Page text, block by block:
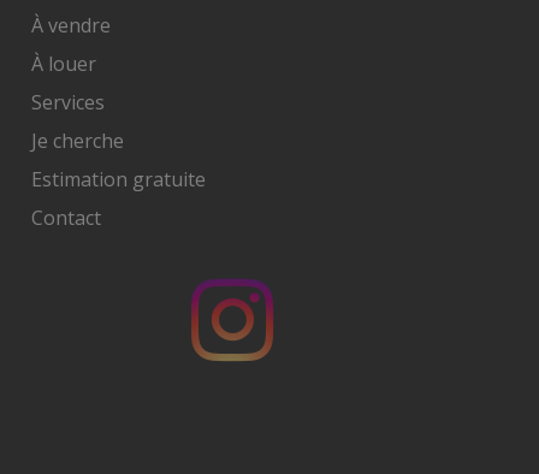
À vendre
À louer
Services
Je cherche
Estimation gratuite
Contact